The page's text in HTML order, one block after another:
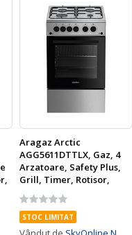
Aragaz Arctic
AGG5611DTTLX, Gaz, 4
Arzatoare, Safety Plus,
Grill, Timer, Rotisor,
Arpindere integrata,
Arzatoare cu eficienta
ridicata, 50 cm, Inox
Rating:
0%
STOC LIMITAT